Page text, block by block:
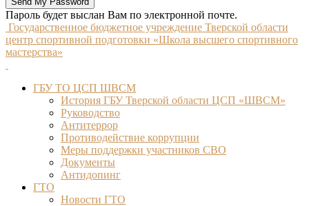
Пароль будет выслан Вам по электронной почте.
Государственное бюджетное учреждение Тверской области
центр спортивной подготовки «Школа высшего спортивного
мастерства»
ГБУ ТО ЦСП ШВСМ
История ГБУ Тверской области ЦСП «ШВСМ»
Руководство
Антитеррор
Противодействие коррупции
Меры поддержки участников СВО
Документы
Антидопинг
ГТО
Новости ГТО